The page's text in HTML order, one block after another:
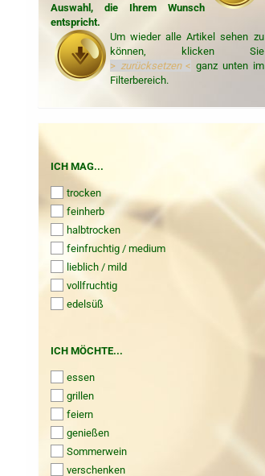
Auswahl, die Ihrem Wunsch
entspricht.
Um wieder alle Artikel sehen zu
können, klicken Sie
> zurücksetzen< ganz unten im
Filterbereich.
ICH
MAG...
ICH MAG...
trocken
feinherb
halbtrocken
feinfruchtig / medium
lieblich / mild
vollfruchtig
edelsüß
ICH
ICH MÖCHTE...
essen
grillen
feiern
genießen
Sommerwein
verschenken